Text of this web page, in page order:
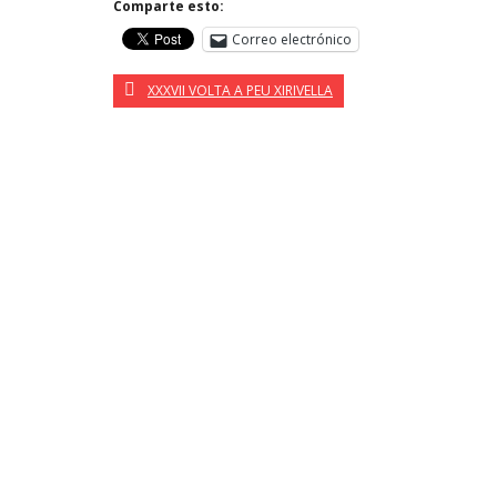
Comparte esto:
Correo electrónico
XXXVII VOLTA A PEU XIRIVELLA